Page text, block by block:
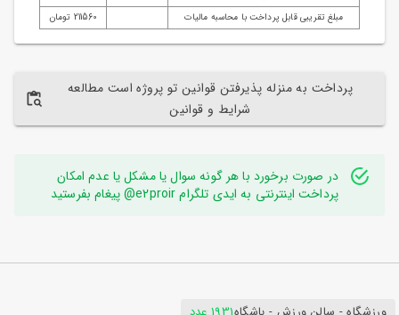
مبلغ تقریبی قابل پرداخت با محاسبه مالیات
211560 تومان
پرداخت به منزله پذیرفتن قوانین تو پروژه است مطالعه
شرایط و قوانین
در صورت برخورد با هر گونه سوال یا مشکل یا عدم امکان
پرداخت اینترنتی به ایدی تلگرام e2proir@ پیغام بفرستید